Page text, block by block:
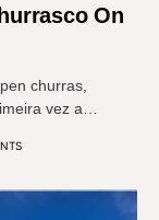
On
churras,
vez a…